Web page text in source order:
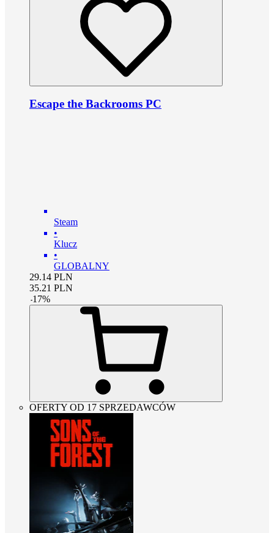
Escape the Backrooms PC
Steam
•
Klucz
•
GLOBALNY
29.14 PLN
35.21 PLN
-17%
OFERTY OD 17 SPRZEDAWCÓW